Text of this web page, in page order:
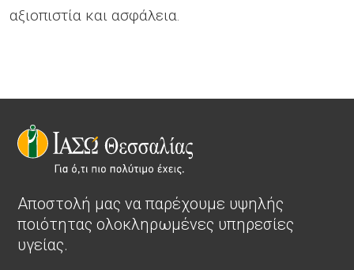
αξιοπιστία και ασφάλεια.
Αποστολή μας να παρέχουμε υψηλής
ποιότητας ολοκληρωμένες υπηρεσίες
υγείας.